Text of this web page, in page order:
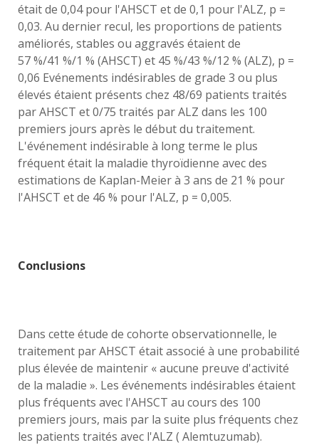
était de 0,04 pour l'AHSCT et de 0,1 pour l'ALZ, p =
0,03. Au dernier recul, les proportions de patients
améliorés, stables ou aggravés étaient de
57 %/41 %/1 % (AHSCT) et 45 %/43 %/12 % (ALZ), p =
0,06 Evénements indésirables de grade 3 ou plus
élevés étaient présents chez 48/69 patients traités
par AHSCT et 0/75 traités par ALZ dans les 100
premiers jours après le début du traitement.
L'événement indésirable à long terme le plus
fréquent était la maladie thyroïdienne avec des
estimations de Kaplan-Meier à 3 ans de 21 % pour
l'AHSCT et de 46 % pour l'ALZ, p = 0,005.
Conclusions
Dans cette étude de cohorte observationnelle, le
traitement par AHSCT était associé à une probabilité
plus élevée de maintenir « aucune preuve d'activité
de la maladie ». Les événements indésirables étaient
plus fréquents avec l'AHSCT au cours des 100
premiers jours, mais par la suite plus fréquents chez
les patients traités avec l'ALZ ( Alemtuzumab).